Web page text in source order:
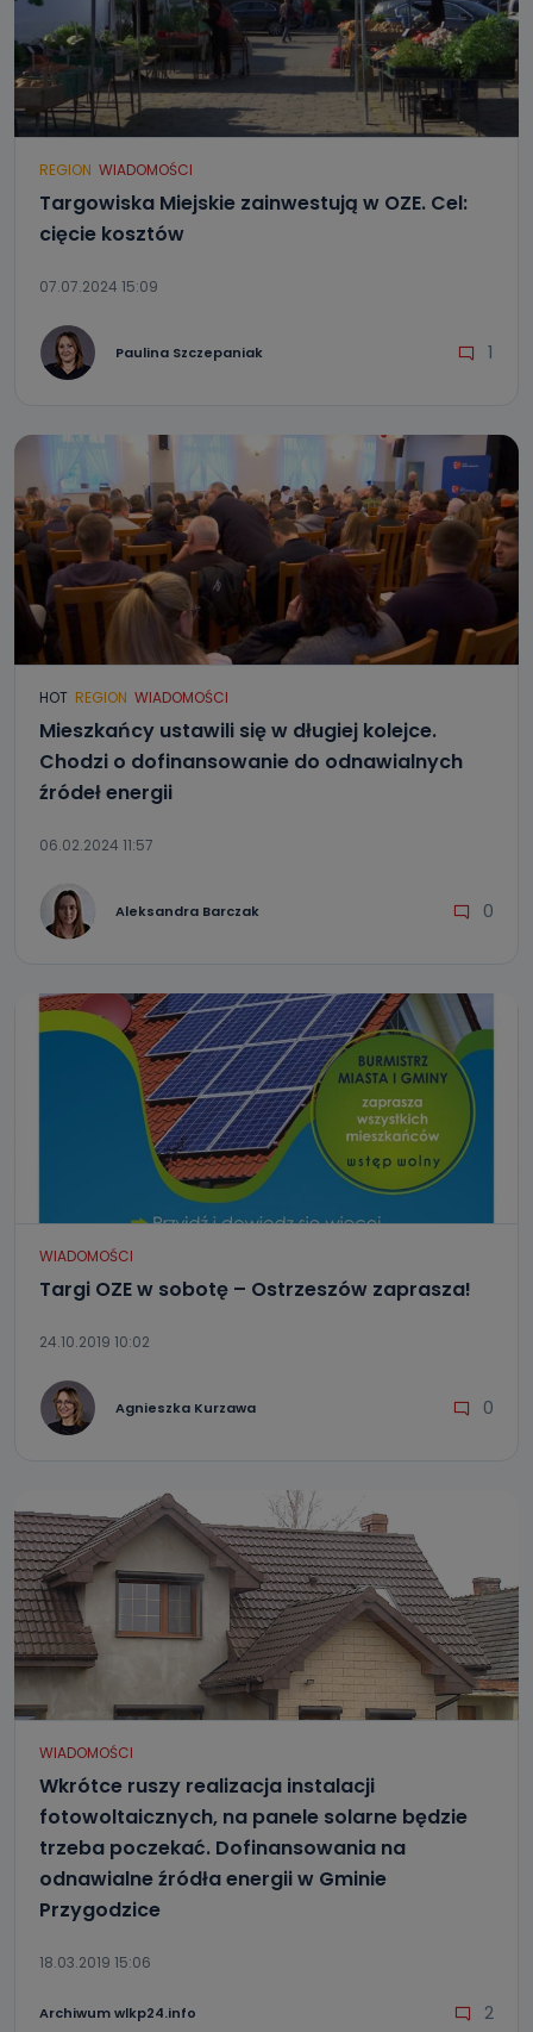
REGION WIADOMOŚCI
Targowiska Miejskie zainwestują w OZE. Cel:
cięcie kosztów
07.07.2024 15:09
Paulina Szczepaniak 1
HOT REGION WIADOMOŚCI
Mieszkańcy ustawili się w długiej kolejce.
Chodzi o dofinansowanie do odnawialnych
źródeł energii
06.02.2024 11:57
Aleksandra Barczak 0
WIADOMOŚCI
Targi OZE w sobotę – Ostrzeszów zaprasza!
24.10.2019 10:02
Agnieszka Kurzawa 0
WIADOMOŚCI
Wkrótce ruszy realizacja instalacji
fotowoltaicznych, na panele solarne będzie
trzeba poczekać. Dofinansowania na
odnawialne źródła energii w Gminie
Przygodzice
18.03.2019 15:06
Archiwum wlkp24.info 2